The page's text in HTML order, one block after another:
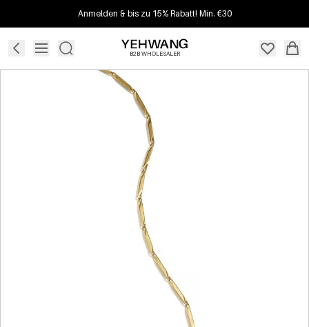
Anmelden & bis zu 15% Rabatt! Min. €30
B2B WHOLESALER